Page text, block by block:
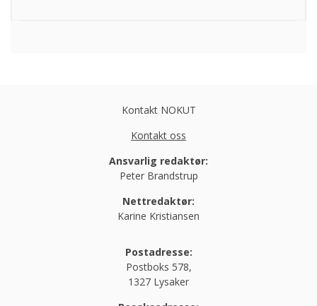
Kontakt NOKUT
Kontakt oss
Ansvarlig redaktør:
Peter Brandstrup
Nettredaktør:
Karine Kristiansen
Postadresse:
Postboks 578,
1327 Lysaker